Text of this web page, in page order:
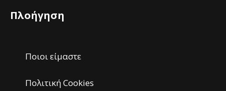
Πλοήγηση
Ποιοι είμαστε
Πολιτική Cookies